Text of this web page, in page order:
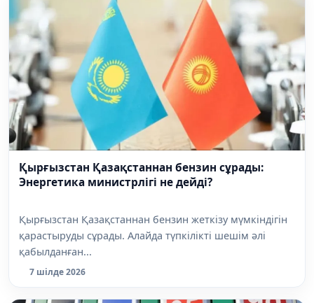
Қырғызстан Қазақстаннан бензин сұрады:
Энергетика министрлігі не дейді?
Қырғызстан Қазақстаннан бензин жеткізу мүмкіндігін
қарастыруды сұрады. Алайда түпкілікті шешім әлі
қабылданған...
7 шілде 2026